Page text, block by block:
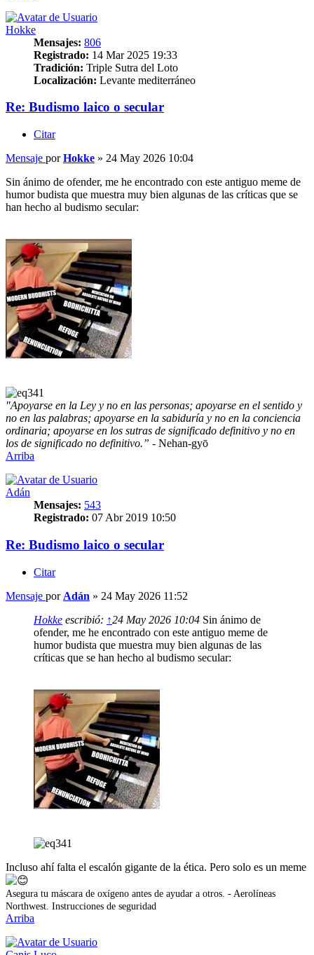
Hokke
Mensajes: 806
Registrado: 14 Mar 2025 19:33
Tradición: Triple Sutra del Loto
Localización: Levante mediterráneo
Re: Budismo laico o secular
Citar
Mensaje porHokke » 24 May 2026 10:04
Sin ánimo de ofender, me he encontrado con este antiguo meme de
humor budista que muestra muy bien algunas de las críticas que se
han hecho al budismo secular:
"Apoyarse en la Ley y no en las personas; apoyarse en el sentido y
no en las palabras; apoyarse en la sabiduría y no en la conciencia
ordinaria; apoyarse en los sutras de significado definitivo y no en
los de significado no definitivo.” - Nehan-gyō
Arriba
Adán
Mensajes: 543
Registrado: 07 Abr 2019 10:50
Re: Budismo laico o secular
Citar
Mensaje por Adán » 24 May 2026 11:52
Hokke escribió: ↑24 May 2026 10:04 Sin ánimo de
ofender, me he encontrado con este antiguo meme de
humor budista que muestra muy bien algunas de las
críticas que se han hecho al budismo secular:
Incluso ahí falta el escalón gigante de la ética. Pero solo es un meme
Asegura tu máscara de oxígeno antes de ayudar a otros. - Aerolíneas
Northwest. Instrucciones de seguridad
Arriba